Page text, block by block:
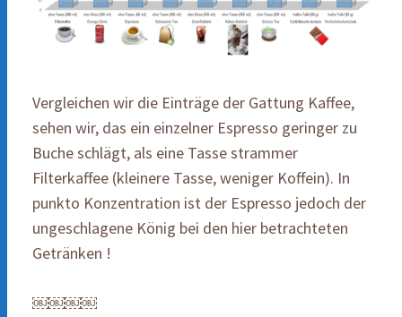
Vergleichen wir die Einträge der Gattung Kaffee,
sehen wir, das ein einzelner Espresso geringer zu
Buche schlägt, als eine Tasse strammer
Filterkaffee (kleinere Tasse, weniger Koffein). In
punkto Konzentration ist der Espresso jedoch der
ungeschlagene König bei den hier betrachteten
Getränken !
￼￼￼￼